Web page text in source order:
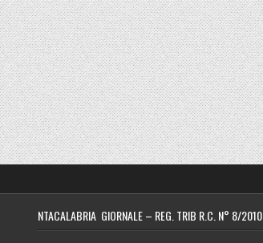
NTACALABRIA GIORNALE – REG. TRIB R.C. N° 8/2010